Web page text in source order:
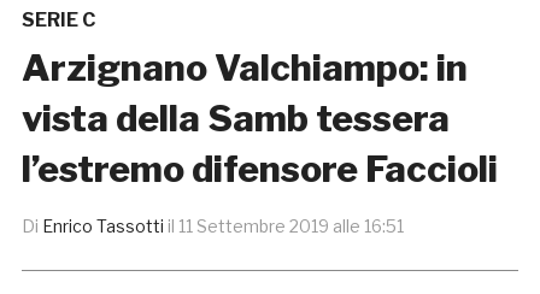
SERIE C
Arzignano Valchiampo: in
vista della Samb tessera
l’estremo difensore Faccioli
Di Enrico Tassotti il 11 Settembre 2019 alle 16:51